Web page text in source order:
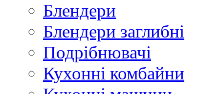
Блендери
Блендери заглибні
Подрібнювачі
Кухонні комбайни